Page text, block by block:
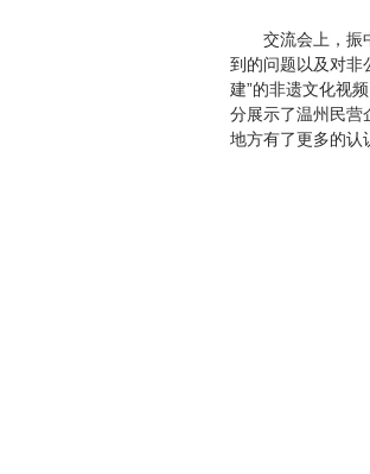
交流会上，振
到的问题以及对非
建”的非遗文化视
分展示了温州民营
地方有了更多的认